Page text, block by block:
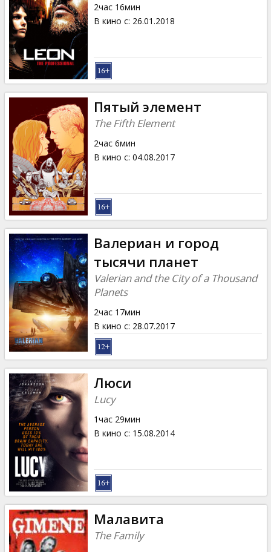
2час 16мин
В кино с: 26.01.2018
Пятый элемент
The Fifth Element
2час 6мин
В кино с: 04.08.2017
Валериан и город
тысячи планет
Valerian and the City of a Thousand
Planets
2час 17мин
В кино с: 28.07.2017
Люси
Lucy
1час 29мин
В кино с: 15.08.2014
Малавита
The Family